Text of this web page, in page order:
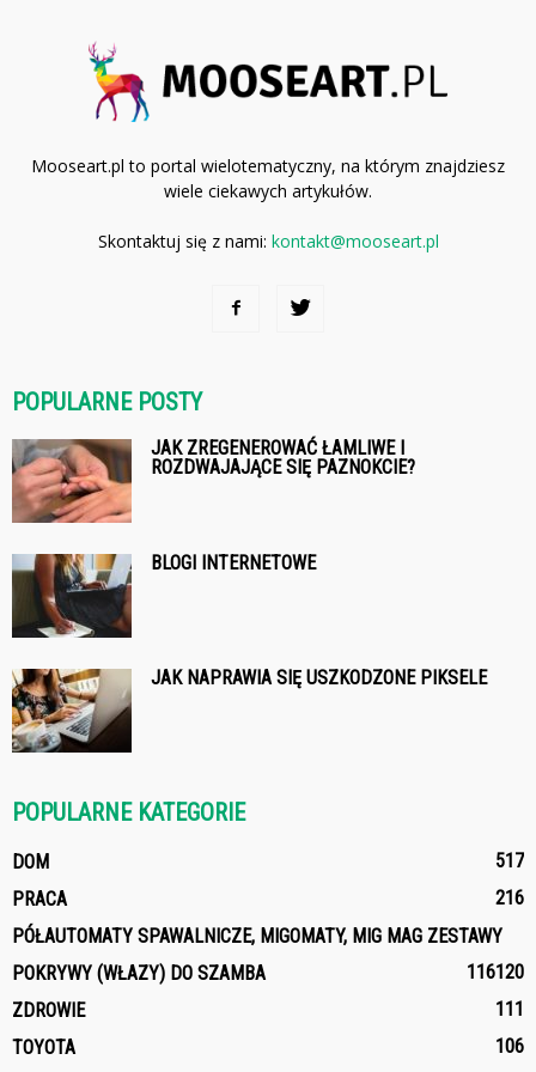
Mooseart.pl to portal wielotematyczny, na którym znajdziesz
wiele ciekawych artykułów.
Skontaktuj się z nami: kontakt@mooseart.pl
POPULARNE POSTY
JAK ZREGENEROWAĆ ŁAMLIWE I
ROZDWAJAJĄCE SIĘ PAZNOKCIE?
BLOGI INTERNETOWE
JAK NAPRAWIA SIĘ USZKODZONE PIKSELE
POPULARNE KATEGORIE
DOM
517
PRACA
216
PÓŁAUTOMATY SPAWALNICZE, MIGOMATY, MIG MAG ZESTAWY
120
POKRYWY (WŁAZY) DO SZAMBA
116
ZDROWIE
111
TOYOTA
106